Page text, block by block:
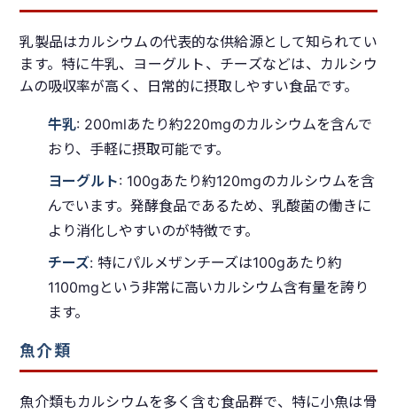
乳製品はカルシウムの代表的な供給源として知られてい
ます。特に牛乳、ヨーグルト、チーズなどは、カルシウ
ムの吸収率が高く、日常的に摂取しやすい食品です。
牛乳: 200mlあたり約220mgのカルシウムを含んで
おり、手軽に摂取可能です。
ヨーグルト: 100gあたり約120mgのカルシウムを含
んでいます。発酵食品であるため、乳酸菌の働きに
より消化しやすいのが特徴です。
チーズ: 特にパルメザンチーズは100gあたり約
1100mgという非常に高いカルシウム含有量を誇り
ます。
魚介類
魚介類もカルシウムを多く含む食品群で、特に小魚は骨